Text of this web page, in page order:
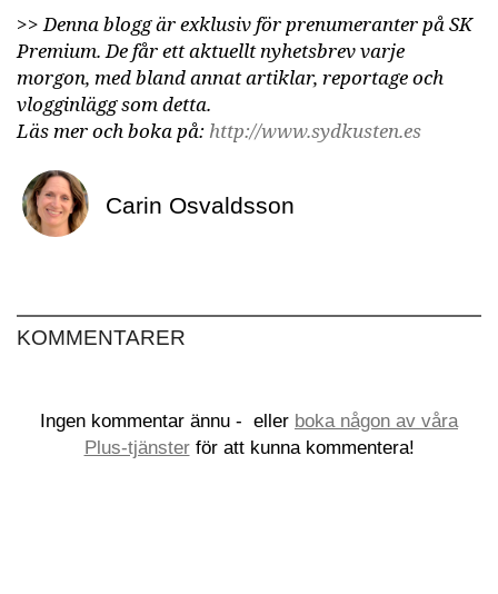
>>Denna blogg är exklusiv för prenumeranter på SK
Premium. De får ett aktuellt nyhetsbrev varje
morgon, med bland annat artiklar, reportage och
vlogginlägg som detta.
Läs mer och boka på: http://www.sydkusten.es
Carin Osvaldsson
KOMMENTARER
Ingen kommentar ännu - eller boka någon av våra
Plus-tjänsterför att kunna kommentera!